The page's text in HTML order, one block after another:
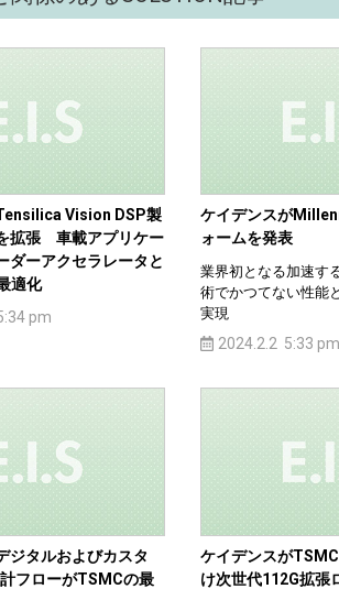
Vision DSP製
拡張 車載アプリケー
ダーアクセラレータと
適化
pm
ケイデンスが
ォームを発表
業界初となる加速す
術でかつてない性能
実現
2024.2.2 5:33 pm
ジタルおよびカスタ
フローがTSMCの最
ケイデンスが
け次世代112G拡張